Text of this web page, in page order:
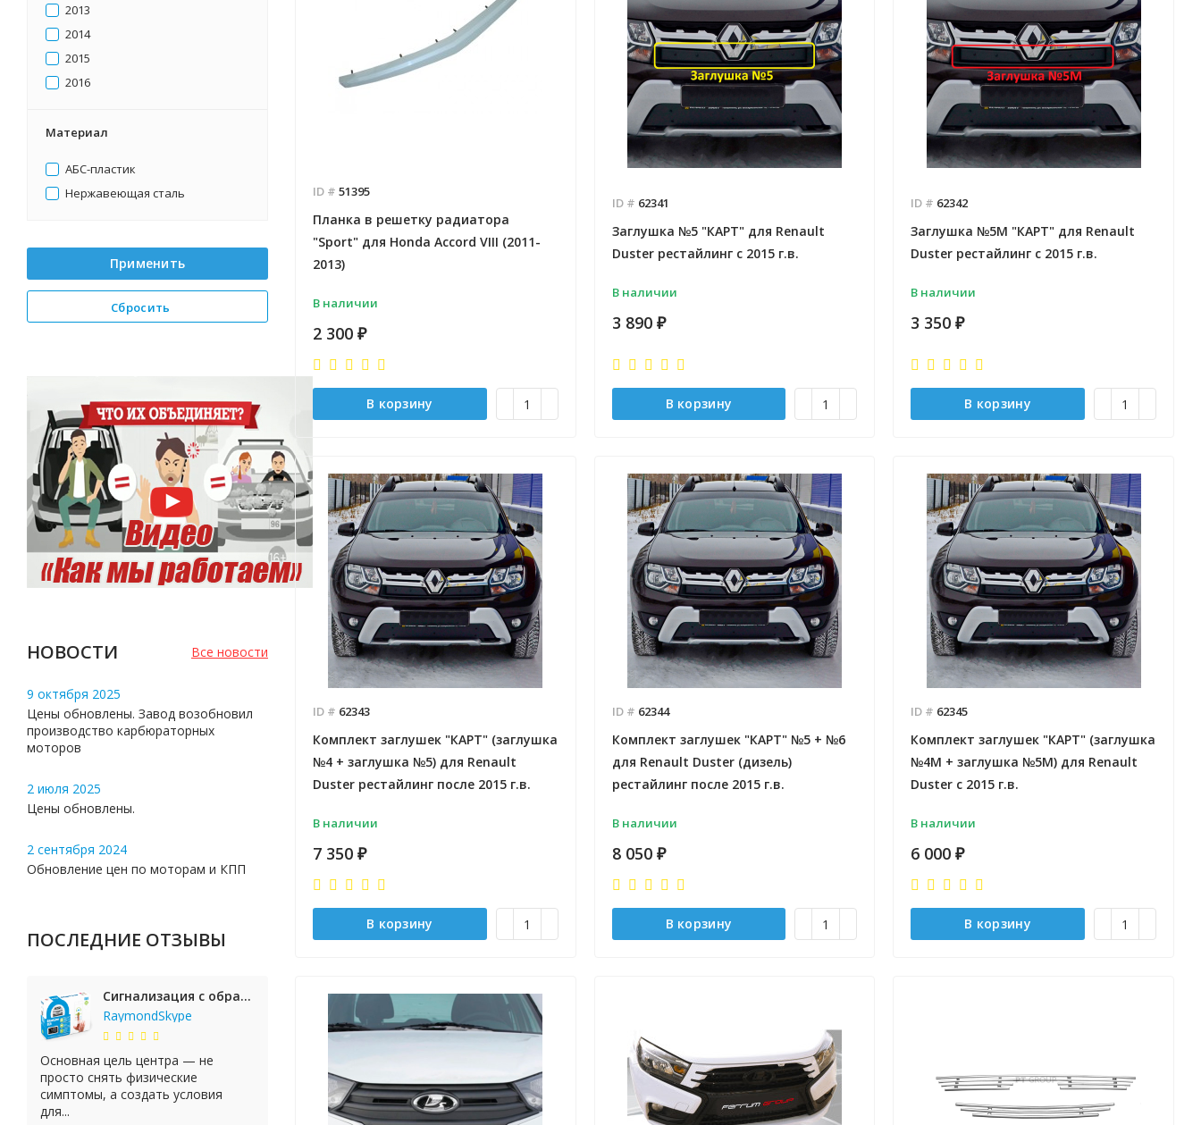
2013
2014
2015
2016
Материал
АБС-пластик
Нержавеющая сталь
Применить
Сбросить
Все новости
НОВОСТИ
9 октября 2025
Цены обновлены. Завод возобновил
производство карбюраторных
моторов
2 июля 2025
Цены обновлены.
2 сентября 2024
Обновление цен по моторам и КПП
ПОСЛЕДНИЕ ОТЗЫВЫ
Сигнализация с обратной связью StarLine E65 BT 2CAN+LIN
RaymondSkype
Основная цель центра — не
просто снять физические
симптомы, а создать условия
для...
ID # 51395
Планка в решетку радиатора
"Sport" для Honda Accord VIII (2011-
2013)
В наличии
2 300 ₽
В корзину
ID # 62341
Заглушка №5 "КАРТ" для Renault
Duster рестайлинг c 2015 г.в.
В наличии
3 890 ₽
В корзину
ID # 62342
Заглушка №5М "КАРТ" для Renault
Duster рестайлинг c 2015 г.в.
В наличии
3 350₽
В корзину
ID # 62343
Комплект заглушек "КАРТ" (заглушка
№4 + заглушка №5) для Renault
Duster рестайлинг после 2015 г.в.
В наличии
7 350 ₽
В корзину
ID # 62344
Комплект заглушек "КАРТ" №5 + №6
для Renault Duster (дизель)
рестайлинг после 2015 г.в.
В наличии
8 050 ₽
В корзину
ID # 62345
Комплект заглушек "КАРТ" (заглушка
№4М + заглушка №5М) для Renault
Duster с 2015 г.в.
В наличии
6 000₽
В корзину